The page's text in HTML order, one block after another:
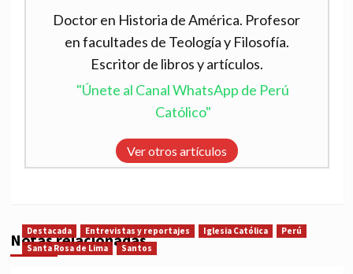
Doctor en Historia de América. Profesor
en facultades de Teología y Filosofía.
Escritor de libros y artículos.
"Únete al Canal WhatsApp de Perú
Católico"
Ver otros artículos
Notas relacionadas
Destacada Entrevistas y reportajes Iglesia Católica
Perú
Santa Rosa de Lima
Santos